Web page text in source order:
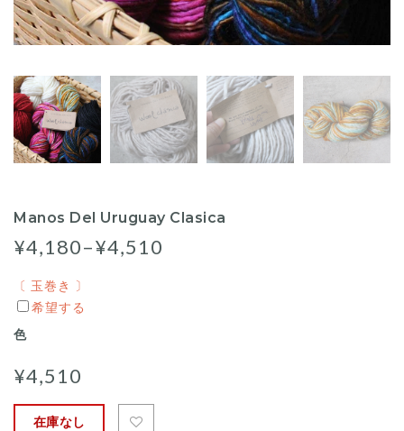
Manos Del Uruguay Clasica
¥4,180–¥4,510
〔 玉巻き 〕
〔
玉
巻
〕
希望する
色
¥4,510
在庫なし